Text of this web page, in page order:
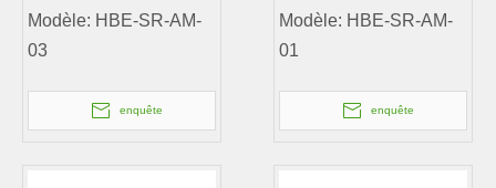
américain
Modèle: HBE-SR-AM-
03
enquête
style américain
Modèle: HBE-SR-AM-
01
enquête